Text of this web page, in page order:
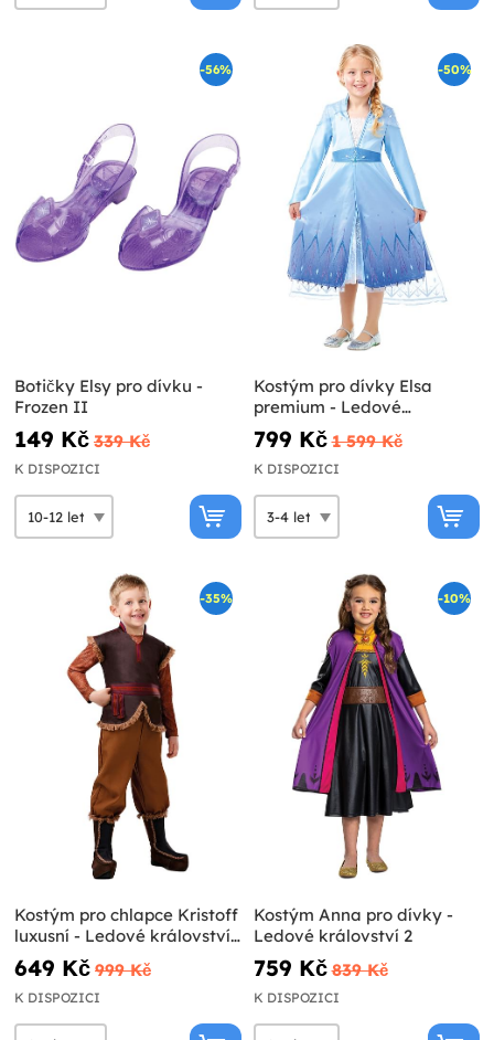
-56%
Botičky Elsy pro dívku -
Frozen II
149 Kč 339 Kč
K DISPOZICI
-50%
Kostým pro dívky Elsa
premium - Ledové
království 2
799 Kč 1 599 Kč
K DISPOZICI
-35%
Kostým pro chlapce Kristoff
luxusní - Ledové království
2
649 Kč 999 Kč
K DISPOZICI
-10%
Kostým Anna pro dívky -
Ledové království 2
759 Kč 839 Kč
K DISPOZICI